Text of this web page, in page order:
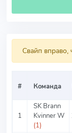
Свайп вправо,
# Команда
1
SK Brann
Kvinner W
(1)